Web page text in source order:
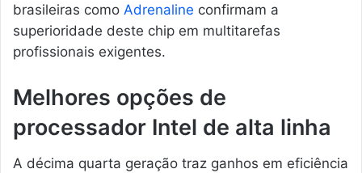
brasileiras como Adrenaline confirmam a
superioridade deste chip em multitarefas
profissionais exigentes.
Melhores opções de
processador Intel de alta linha
A décima quarta geração traz ganhos em eficiência